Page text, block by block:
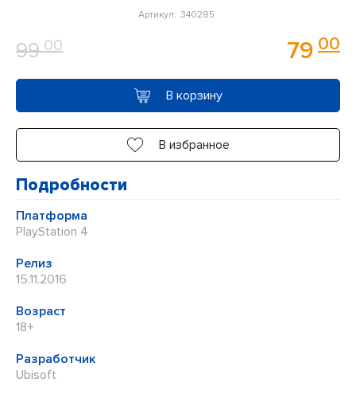
Артикул: 340285
99 00 79 00
В корзину
В избранное
Подробности
Платформа
PlayStation 4
Релиз
15.11.2016
Возраст
18+
Разработчик
Ubisoft